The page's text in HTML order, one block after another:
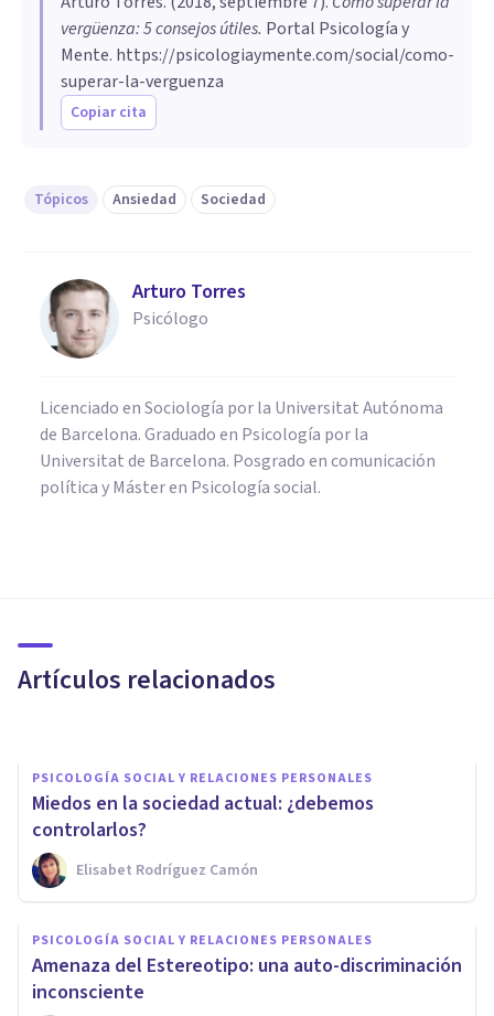
vergüenza: 5 consejos útiles. Portal Psicología y
Mente. https://psicologiaymente.com/social/como-
superar-la-verguenza
Copiar cita
Tópicos Ansiedad Sociedad
Arturo Torres
Psicólogo
Licenciado en Sociología por la Universitat Autónoma
de Barcelona. Graduado en Psicología por la
Universitat de Barcelona. Posgrado en comunicación
política y Máster en Psicología social.
Artículos relacionados
cómo afrontarla?
PSICOLOGÍA SOCIAL Y RELACIONES PERSONALES
Miedos en la sociedad actual: ¿debemos
controlarlos?
Elisabet Rodríguez Camón
PSICOLOGÍA SOCIAL Y RELACIONES PERSONALES
Amenaza del Estereotipo: una auto-discriminación
inconsciente
PSICOLOGÍA SOCIAL Y RELACIONES PERSONALES
La prostitución y el falso
glamour: estos son sus efectos
reales